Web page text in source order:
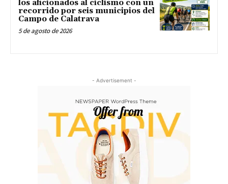
los aficionados al ciclismo con un
recorrido por seis municipios del
Campo de Calatrava
5 de agosto de 2026
- Advertisement -